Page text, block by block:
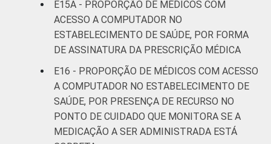
E15A - PROPORÇÃO DE MÉDICOS COM
ACESSO A COMPUTADOR NO
ESTABELECIMENTO DE SAÚDE, POR FORMA
DE ASSINATURA DA PRESCRIÇÃO MÉDICA
E16 - PROPORÇÃO DE MÉDICOS COM ACESSO
A COMPUTADOR NO ESTABELECIMENTO DE
SAÚDE, POR PRESENÇA DE RECURSO NO
PONTO DE CUIDADO QUE MONITORA SE A
MEDICAÇÃO A SER ADMINISTRADA ESTÁ